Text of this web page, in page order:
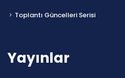
Toplantı Güncelleri Serisi
Yayınlar